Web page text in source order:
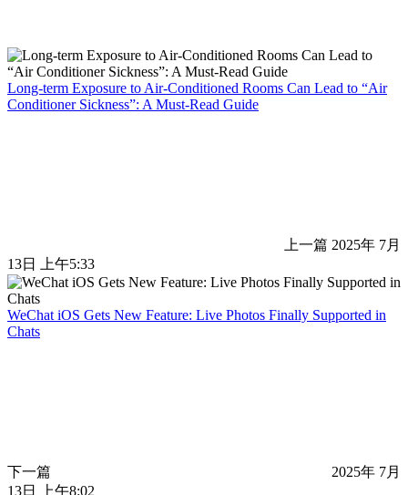
Long-term Exposure to Air-Conditioned Rooms Can Lead to “Air
Conditioner Sickness”: A Must-Read Guide
上一篇 2025年 7月
13日 上午5:33
WeChat iOS Gets New Feature: Live Photos Finally Supported in
Chats
下一篇
2025年 7月
13日 上午8:02